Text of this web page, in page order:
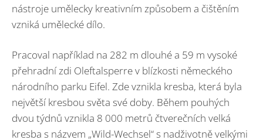
nástroje umělecky kreativním způsobem a čištěním
vzniká umělecké dílo.
Pracoval například na 282 m dlouhé a 59 m vysoké
přehradní zdi Oleftalsperre v blízkosti německého
národního parku Eifel. Zde vznikla kresba, která byla
největší kresbou světa své doby. Během pouhých
dvou týdnů vznikla 8 000 metrů čtverečních velká
kresba s názvem „Wild-Wechsel“ s nadživotně velkými